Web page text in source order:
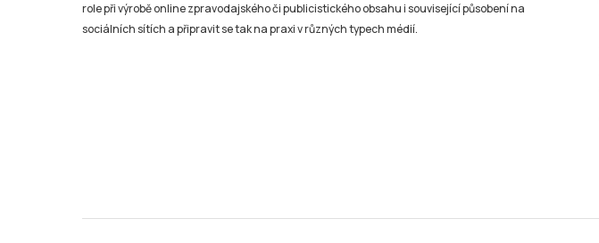
role při výrobě online zpravodajského či publicistického obsahu i související působení na
sociálních sítích a připravit se tak na praxi v různých typech médií.